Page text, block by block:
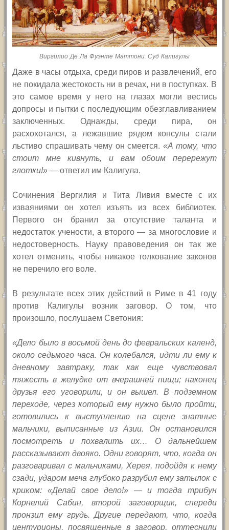
Виргилио Де Ла Фуэнте Маттони. Суд Калигулы
Даже в часы отдыха, среди пиров и развлечений, его
не покидала жестокость ни в речах, ни в поступках. В
это самое время у него на глазах могли вестись
допросы и пытки с последующим обезглавливанием
заключенных. Однажды, среди пира, он
расхохотался, а лежавшие рядом консулы стали
льстиво спрашивать чему он смеется. «А тому, что
стоит мне кивнуть, и вам обоим перережут
глотки!» — ответил им Калигула.
Сочинения Вергилия и Тита Ливия вместе с их
изваяниями он хотел изъять из всех библиотек.
Первого он бранил за отсутствие таланта и
недостаток учености, а второго — за многословие и
недостоверность. Науку правоведения он так же
хотел отменить, чтобы никакое толкование законов
не перечило его воле.
В результате всех этих действий в Риме в 41 году
против Калигулы возник заговор. О том, что
произошло, послушаем Светония:
«Дело было в восьмой день до февральских календ,
около седьмого часа. Он колебался, идти ли ему к
дневному завтраку, так как еще чувствовал
тяжесть в желудке от вчерашней пищи; наконец
друзья его уговорили, и он вышел. В подземном
переходе, через который ему нужно было пройти,
готовились к выступлению на сцене знатные
мальчики, выписанные из Азии. Он остановился
посмотреть и похвалить их… О дальнейшем
рассказывают двояко. Одни говорят, что, когда он
разговаривал с мальчиками, Херея, подойдя к нему
сзади, ударом меча глубоко разрубил ему затылок с
криком: «Делай свое дело!» — и тогда трибун
Корнелий Сабин, второй заговорщик, спереди
пронзил ему грудь. Другие передают, что, когда
центурионы, посвященные в заговор, оттеснили